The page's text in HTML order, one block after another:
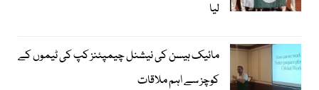
لیا
مائیک ہیسن کی نیشنل چیمپئنز کپ کی ٹیموں کے
کوچز سے اہم ملاقات